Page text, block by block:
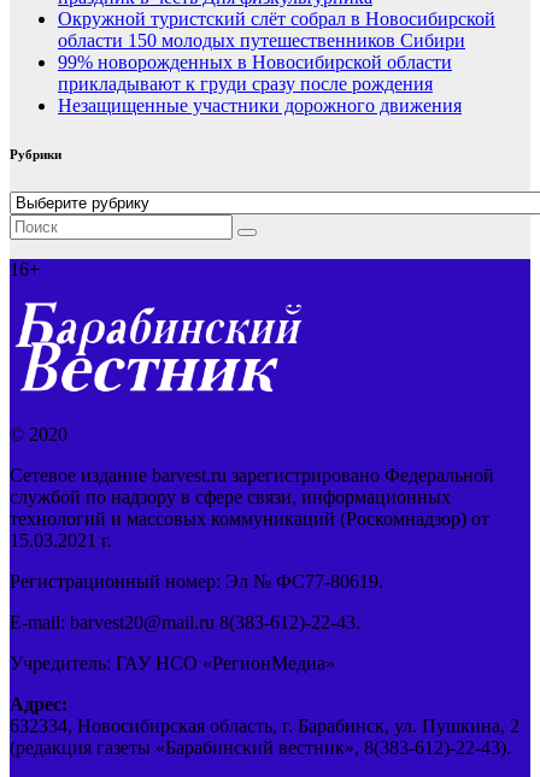
Окружной туристский слёт собрал в Новосибирской
области 150 молодых путешественников Сибири
99% новорожденных в Новосибирской области
прикладывают к груди сразу после рождения
Незащищенные участники дорожного движения
Рубрики
Рубрики
16+
© 2020
Сетевое издание barvest.ru зарегистрировано Федеральной
службой по надзору в сфере связи, информационных
технологий и массовых коммуникаций (Роскомнадзор) от
15.03.2021 г.
Регистрационный номер: Эл № ФС77-80619.
E-mail: barvest20@mail.ru 8(383-612)-22-43.
Учредитель: ГАУ НСО «РегионМедиа»
Адрес:
632334, Новосибирская область, г. Барабинск, ул. Пушкина, 2
(редакция газеты «Барабинский вестник», 8(383-612)-22-43).